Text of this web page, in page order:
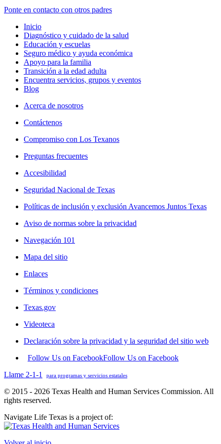
Ponte en contacto con otros padres
Inicio
Diagnóstico y cuidado de la salud
Educación y escuelas
Seguro médico y ayuda económica
Apoyo para la familia
Transición a la edad adulta
Encuentra servicios, grupos y eventos
Blog
Acerca de nosotros
Contáctenos
Compromiso con Los Texanos
Preguntas frecuentes
Accesibilidad
Seguridad Nacional de Texas
Políticas de inclusión y exclusión Avancemos Juntos Texas
Aviso de normas sobre la privacidad
Navegación 101
Mapa del sitio
Enlaces
Términos y condiciones
Texas.gov
Videoteca
Declaración sobre la privacidad y la seguridad del sitio web
Follow Us on FacebookFollow Us on Facebook
Llame 2-1-1
para programas y servicios estatales
© 2015 - 2026 Texas Health and Human Services Commission. All
rights reserved.
Navigate Life Texas is a project of: